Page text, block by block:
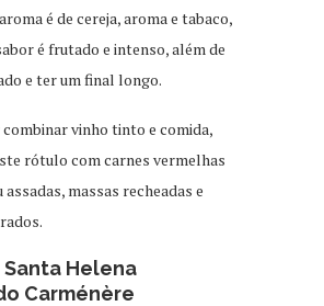
é de cereja, aroma e tabaco,
é frutado e intenso, além de
e ter um final longo.
combinar vinho tinto e comida,
rótulo com carnes vermelhas
massas recheadas e
Santa Helena
Carménère